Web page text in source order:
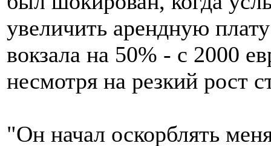
увеличить арендную
вокзала на 50% - с 2000
несмотря на резкий рост
"Он начал оскорблять